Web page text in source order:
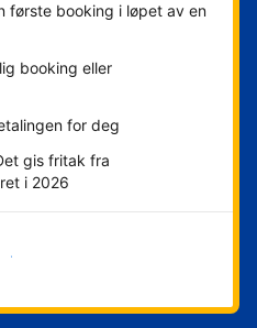
første booking i løpet av en
booking eller
for deg
gis fritak fra
i 2026
nå